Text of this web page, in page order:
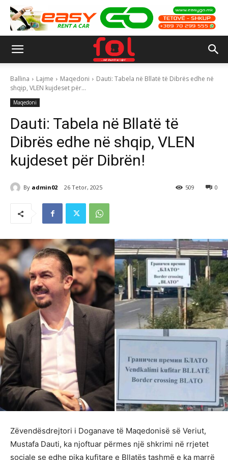
Ballina Lajme Maqedoni
Dauti: Tabela në Bllatë të Dibrës edhe në
shqip, VLEN kujdeset për...
Maqedoni
Dauti: Tabela në Bllatë të
Dibrës edhe në shqip, VLEN
kujdeset për Dibrën!
By admin02 26 Tetor, 2025 0
509
Zëvendësdrejtori i Doganave të Maqedonisë së Veriut,
Mustafa Dauti, ka njoftuar përmes një shkrimi në rrjetet
sociale se edhe pika kufitare e Bllatës tashmë e ka marrë